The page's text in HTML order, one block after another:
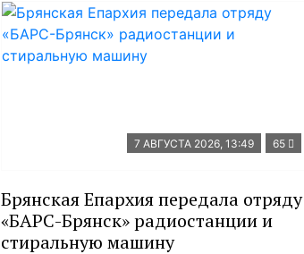
7 АВГУСТА 2026, 13:49 65
Брянская Епархия передала отряду
«БАРС-Брянск» радиостанции и
стиральную машину